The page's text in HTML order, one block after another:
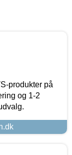
produkter på
og 1-2